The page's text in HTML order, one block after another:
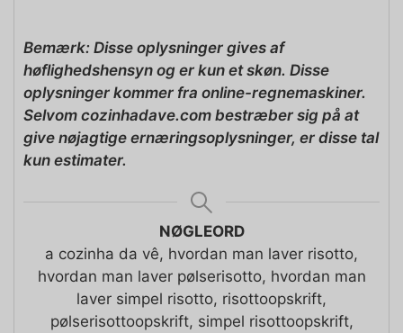
Bemærk: Disse oplysninger gives af
høflighedshensyn og er kun et skøn. Disse
oplysninger kommer fra online-regnemaskiner.
Selvom cozinhadave.com bestræber sig på at
give nøjagtige ernæringsoplysninger, er disse tal
kun estimater.
NØGLEORD
a cozinha da vê, hvordan man laver risotto,
hvordan man laver pølserisotto, hvordan man
laver simpel risotto, risottoopskrift,
pølserisottoopskrift, simpel risottoopskrift,